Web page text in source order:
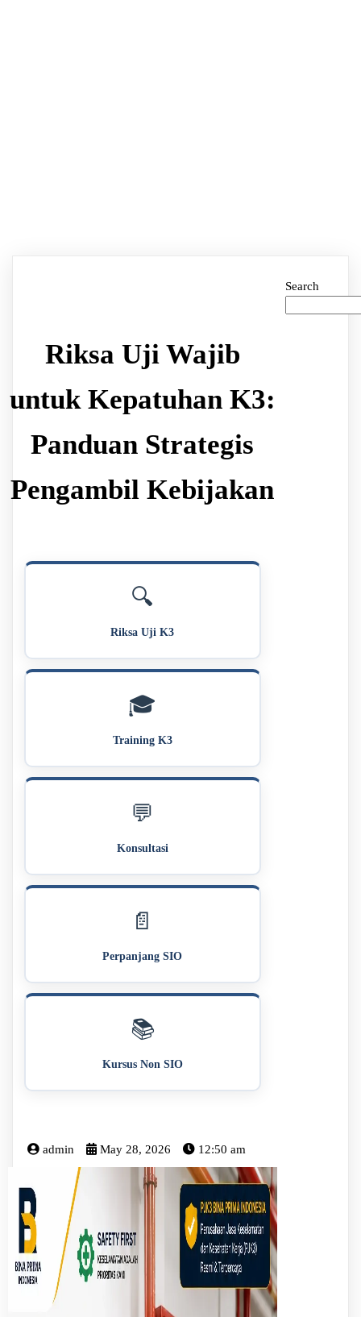
Riksa Uji Wajib
untuk Kepatuhan K3:
Panduan Strategis
Pengambil Kebijakan
🔍
Riksa Uji K3
🎓
Training K3
💬
Konsultasi
📄
Perpanjang SIO
📚
Kursus Non SIO
admin May 28, 2026 12:50 am
Search